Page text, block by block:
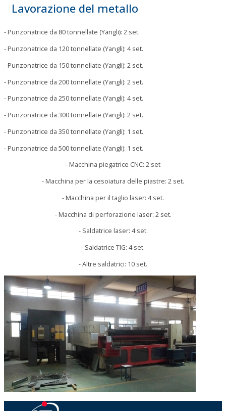
Lavorazione del metallo
- Punzonatrice da 80 tonnellate (Yangli): 2 set.
- Punzonatrice da 120 tonnellate (Yangli): 4 set.
- Punzonatrice da 150 tonnellate (Yangli): 2 set.
- Punzonatrice da 200 tonnellate (Yangli): 2 set.
- Punzonatrice da 250 tonnellate (Yangli): 4 set.
- Punzonatrice da 300 tonnellate (Yangli): 2 set.
- Punzonatrice da 350 tonnellate (Yangli): 1 set.
- Punzonatrice da 500 tonnellate (Yangli): 1 set.
- Macchina piegatrice CNC: 2 set
- Macchina per la cesoiatura delle piastre: 2 set.
- Macchina per il taglio laser: 4 set.
- Macchina di perforazione laser: 2 set.
- Saldatrice laser: 4 set.
- Saldatrice TIG: 4 set.
- Altre saldatrici: 10 set.